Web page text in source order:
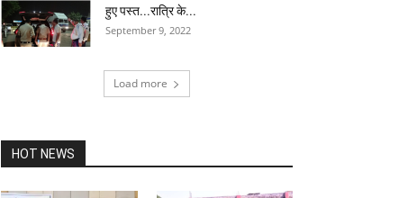
हुए पस्त...रात्रि के...
September 9, 2022
Load more
HOT NEWS